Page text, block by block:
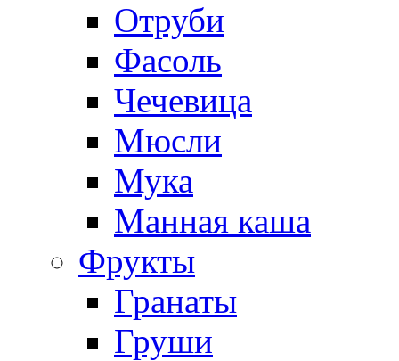
Отруби
Фасоль
Чечевица
Мюсли
Мука
Манная каша
Фрукты
Гранаты
Груши